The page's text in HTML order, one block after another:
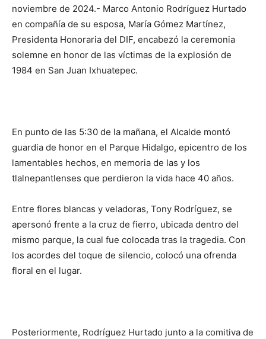
noviembre de 2024.- Marco Antonio Rodríguez Hurtado
en compañía de su esposa, María Gómez Martínez,
Presidenta Honoraria del DIF, encabezó la ceremonia
solemne en honor de las víctimas de la explosión de
1984 en San Juan Ixhuatepec.
En punto de las 5:30 de la mañana, el Alcalde montó
guardia de honor en el Parque Hidalgo, epicentro de los
lamentables hechos, en memoria de las y los
tlalnepantlenses que perdieron la vida hace 40 años.
Entre flores blancas y veladoras, Tony Rodríguez, se
apersonó frente a la cruz de fierro, ubicada dentro del
mismo parque, la cual fue colocada tras la tragedia. Con
los acordes del toque de silencio, colocó una ofrenda
floral en el lugar.
Posteriormente, Rodríguez Hurtado junto a la comitiva de